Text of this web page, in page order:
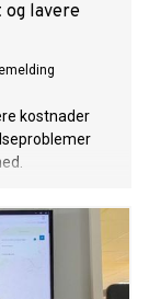
og lavere
kostnader